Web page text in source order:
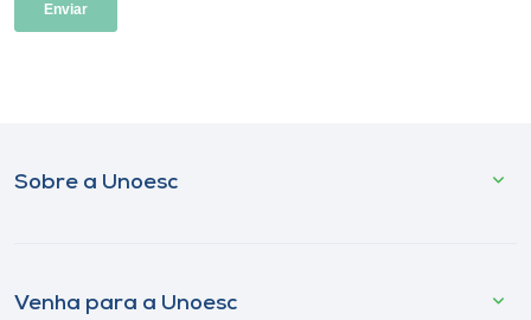
Sobre a Unoesc
Venha para a Unoesc